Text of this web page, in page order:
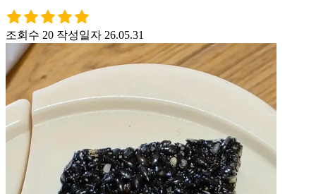
조회수 20 작성일자 26.05.31